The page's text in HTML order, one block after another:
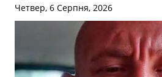
Четвер, 6 Серпня, 2026